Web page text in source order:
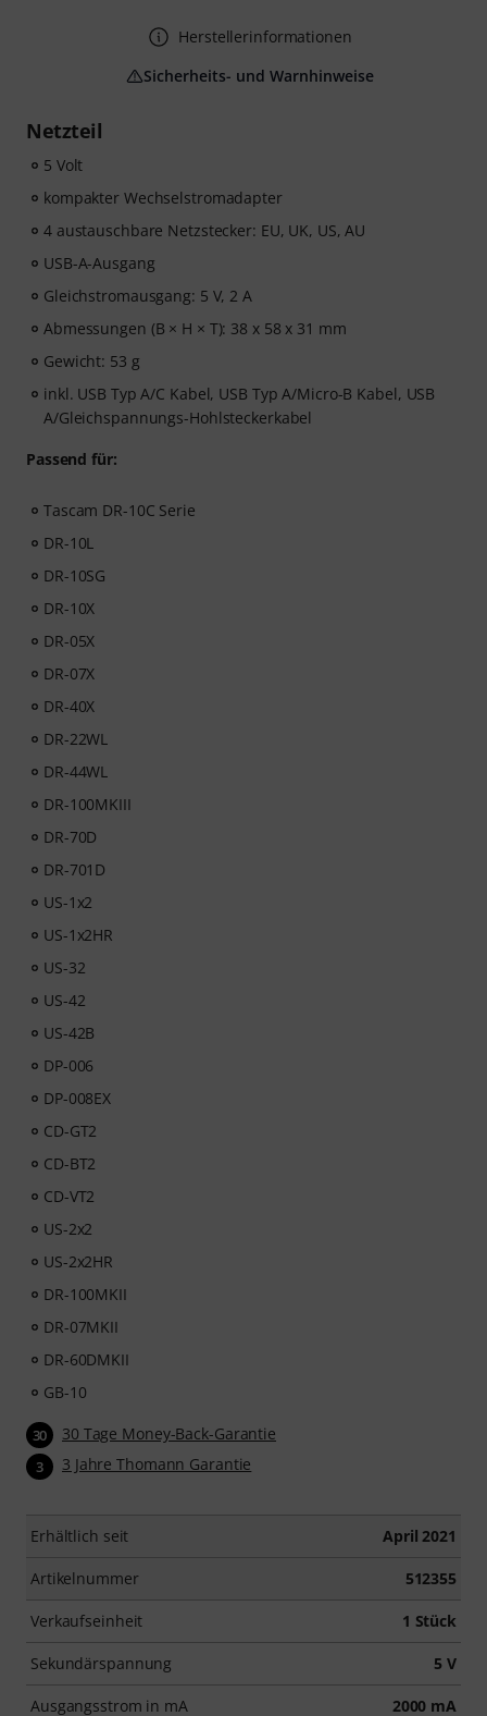
Netzteil
5 Volt
kompakter Wechselstromadapter
4 austauschbare Netzstecker: EU, UK, US, AU
USB-A-Ausgang
Gleichstromausgang: 5 V, 2 A
Abmessungen (B × H × T): 38 x 58 x 31 mm
Gewicht: 53 g
inkl. USB Typ A/C Kabel, USB Typ A/Micro-B Kabel, USB
A/Gleichspannungs-Hohlsteckerkabel
Passend für:
Tascam DR-10C Serie
DR-10L
DR-10SG
DR-10X
DR-05X
DR-07X
DR-40X
DR-22WL
DR-44WL
DR-100MKIII
DR-70D
DR-701D
US-1x2
US-1x2HR
US-32
US-42
US-42B
DP-006
DP-008EX
CD-GT2
CD-BT2
CD-VT2
US-2x2
US-2x2HR
DR-100MKII
DR-07MKII
DR-60DMKII
GB-10
30 30 Tage Money-Back-Garantie
3 3 Jahre Thomann Garantie
Erhältlich seit April 2021
Artikelnummer 512355
Verkaufseinheit 1 Stück
Sekundärspannung 5 V
Ausgangsstrom in mA 2000 mA
Herstellerinformationen
Sicherheits- und Warnhinweise